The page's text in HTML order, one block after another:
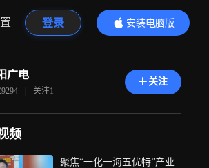
登录
安装电脑版
内容更精彩
广电
9294 | 关注1
关注
频
聚焦“一化一海五优特”产业